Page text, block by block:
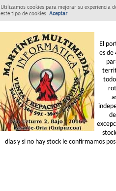
Utilizamos cookies para mejorar su experiencia
este tipo de cookies. Aceptar
El
es de
días y si no hay stock le confirmamos